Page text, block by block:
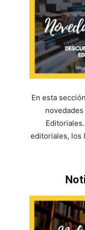
En esta
editoriales, los